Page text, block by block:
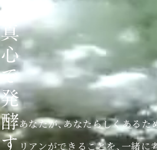
あなたが、あなたらしくあるた
リアンができることを、一緒